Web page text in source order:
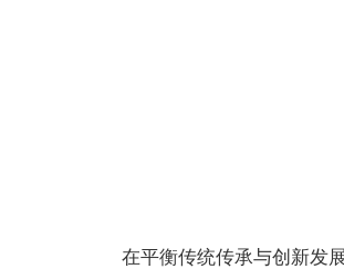
在平衡传统传承与创新发